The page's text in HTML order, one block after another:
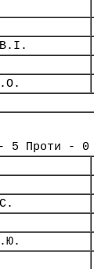
В.І.
5 Проти - 0